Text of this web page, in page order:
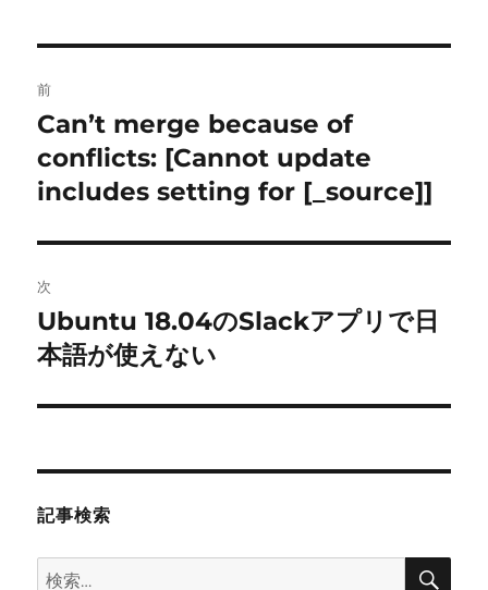
稿
ナ
ビ
ゲ
ー
シ
前
前
の
投
Can’t merge because of
conflicts: [Cannot update
includes setting for [_source]]
次
次
の
稿:
Ubuntu 18.04のSlackアプリで日
本語が使えない
記事検索
検
検